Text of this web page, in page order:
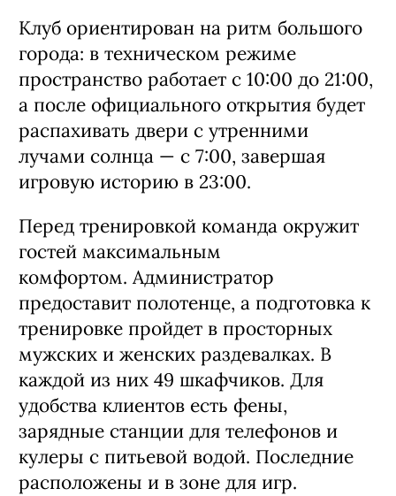
Клуб ориентирован на ритм большого
города: в техническом режиме
пространство работает с 10:00 до 21:00,
а после официального открытия будет
распахивать двери с утренними
лучами солнца — с 7:00, завершая
игровую историю в 23:00.
Перед тренировкой команда окружит
гостей максимальным
комфортом. Администратор
предоставит полотенце, а подготовка к
тренировке пройдет в просторных
мужских и женских раздевалках. В
каждой из них 49 шкафчиков. Для
удобства клиентов есть фены,
зарядные станции для телефонов и
кулеры с питьевой водой. Последние
расположены и в зоне для игр.